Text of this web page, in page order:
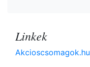
Linkek
Akcioscsomagok.hu